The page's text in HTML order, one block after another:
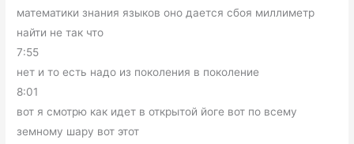
математики знания языков оно дается сбоя миллиметр
найти не так что
7:55
нет и то есть надо из поколения в поколение
8:01
вот я смотрю как идет в открытой йоге вот по всему
земному шару вот этот